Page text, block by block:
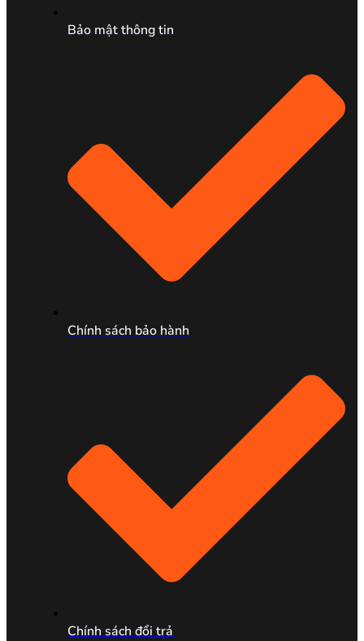
Bảo mật thông tin
Chính sách bảo hành
Chính sách đổi trả